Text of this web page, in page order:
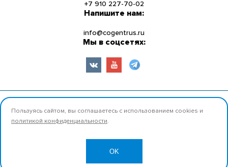
УСЛУГИ
ИНФОРМАЦИЯ
КОНТАКТЫ
+7 910 227-70-02
Напишите нам:
info@cogentrus.ru
Мы в соцсетях:
© 2026 ООО «Коджент Рус» Все права защищены.
Карта сайта
Пользуясь сайтом, вы соглашаетесь с использованием cookies и
политикой конфиденциальности.
OK